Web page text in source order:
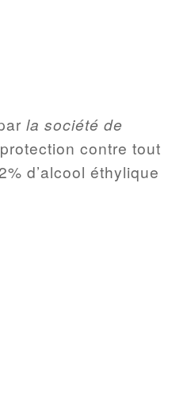
la société de
contre tout
d’alcool éthylique